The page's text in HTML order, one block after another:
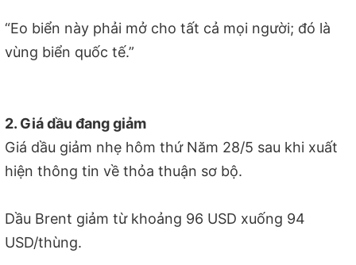
“Eo biển này phải mở cho tất cả mọi người; đó là
vùng biển quốc tế.”
2. Giá dầu đang giảm
Giá dầu giảm nhẹ hôm thứ Năm 28/5 sau khi xuất
hiện thông tin về thỏa thuận sơ bộ.
Dầu Brent giảm từ khoảng 96 USD xuống 94
USD/thùng.